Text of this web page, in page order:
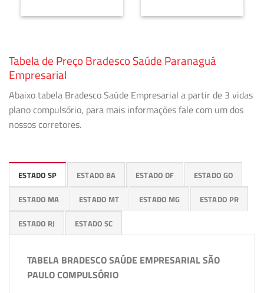
Tabela de Preço Bradesco Saúde Paranaguá
Empresarial
Abaixo tabela Bradesco Saúde Empresarial a partir de 3 vidas
plano compulsório, para mais informações fale com um dos
nossos corretores.
ESTADO SP ESTADO BA ESTADO DF ESTADO GO
ESTADO MA ESTADO MT ESTADO MG ESTADO PR
ESTADO RJ ESTADO SC
TABELA BRADESCO SAÚDE EMPRESARIAL SÃO
PAULO COMPULSÓRIO